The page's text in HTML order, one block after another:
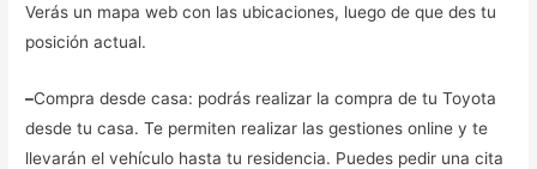
Verás un mapa web con las ubicaciones, luego de que des tu
posición actual.
–Compra desde casa: podrás realizar la compra de tu Toyota
desde tu casa. Te permiten realizar las gestiones online y te
llevarán el vehículo hasta tu residencia. Puedes pedir una cita